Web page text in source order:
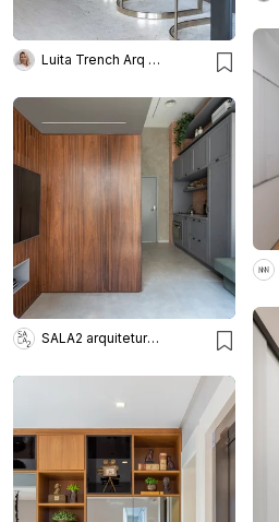
Luita Trench Arq & Interiores
SALA2 arquitetura e design